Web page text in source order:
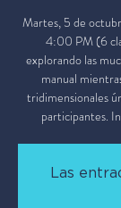
Martes, 5 de
4:00 PM (6
explorando las
manual
tridimensionales
participantes.
Las